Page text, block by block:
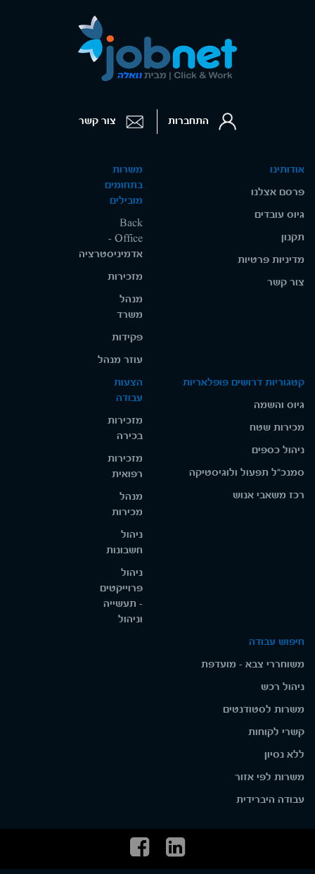
אודותינו
פרסם אצלנו
גיוס עובדים
תקנון
מדיניות פרטיות
צור קשר
משרות
בתחומים
מובילים
Back
Office -
אדמיניסטרציה
מזכירות
מנהל
משרד
פקידות
עוזר מנהל
קטגוריות דרושים פופלאריות
גיוס והשמה
מכירות שטח
ניהול כספים
סמנכ"ל תפעול ולוגיסטיקה
רכז משאבי אנוש
הצעות
עבודה
מזכירות
בכירה
מזכירות
רפואית
מנהל
מכירות
ניהול
חשבונות
ניהול
פרוייקטים
- תעשייה
וניהול
חיפוש עבודה
משוחררי צבא - מועדפת
ניהול רכש
משרות לסטודנטים
קשרי לקוחות
ללא נסיון
משרות לפי אזור
עבודה היברידית